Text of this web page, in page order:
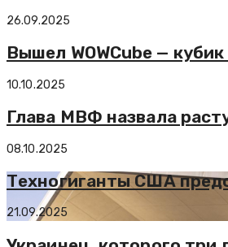
26.09.2025
Вышел WOWCube —
10.10.2025
Глава МВФ назвала
08.10.2025
Техногиганты США
21.09.2025